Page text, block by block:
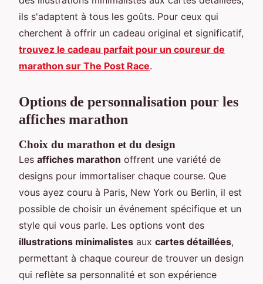
ils s'adaptent à tous les goûts. Pour ceux qui
cherchent à offrir un cadeau original et significatif,
trouvez le cadeau parfait pour un coureur de
marathon sur The Post Race.
Options de personnalisation pour les
affiches marathon
Choix du marathon et du design
Les affiches marathon offrent une variété de
designs pour immortaliser chaque course. Que
vous ayez couru à Paris, New York ou Berlin, il est
possible de choisir un événement spécifique et un
style qui vous parle. Les options vont des
illustrations minimalistes aux cartes détaillées,
permettant à chaque coureur de trouver un design
qui reflète sa personnalité et son expérience